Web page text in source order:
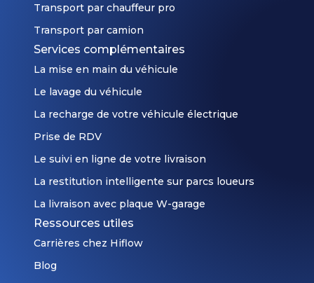
Transport par chauffeur pro
Transport par camion
Services complémentaires
La mise en main du véhicule
Le lavage du véhicule
La recharge de votre véhicule électrique
Prise de RDV
Le suivi en ligne de votre livraison
La restitution intelligente sur parcs loueurs
La livraison avec plaque W-garage
Ressources utiles
Carrières chez Hiflow
Blog